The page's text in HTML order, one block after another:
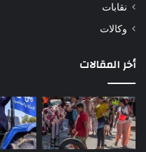
نقابات
وكالات
أخر المقالات